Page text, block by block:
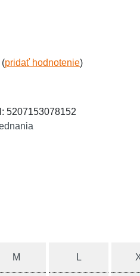
(pridať hodnotenie)
5207153078152
M L